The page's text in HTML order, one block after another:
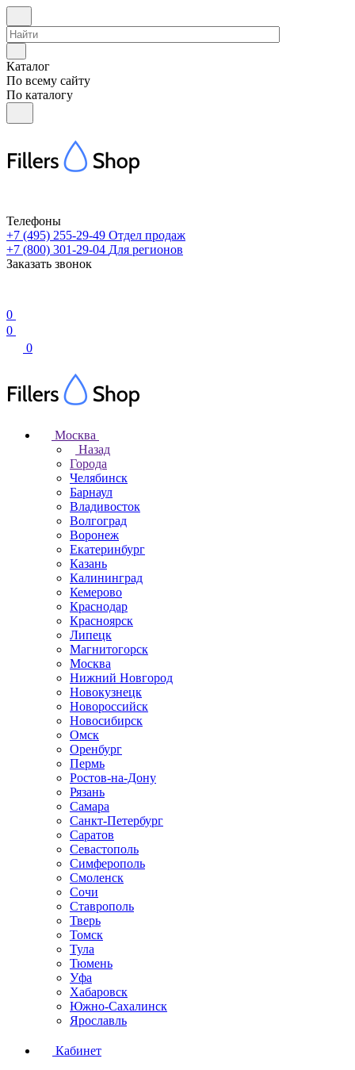
Каталог
По всему сайту
По каталогу
Телефоны
+7 (495) 255-29-49 Отдел продаж
+7 (800) 301-29-04 Для регионов
Заказать звонок
0
0
0
Москва
Назад
Города
Челябинск
Барнаул
Владивосток
Волгоград
Воронеж
Екатеринбург
Казань
Калининград
Кемерово
Краснодар
Красноярск
Липецк
Магнитогорск
Москва
Нижний Новгород
Новокузнецк
Новороссийск
Новосибирск
Омск
Оренбург
Пермь
Ростов-на-Дону
Рязань
Самара
Санкт-Петербург
Саратов
Севастополь
Симферополь
Смоленск
Сочи
Ставрополь
Тверь
Томск
Тула
Тюмень
Уфа
Хабаровск
Южно-Сахалинск
Ярославль
Кабинет